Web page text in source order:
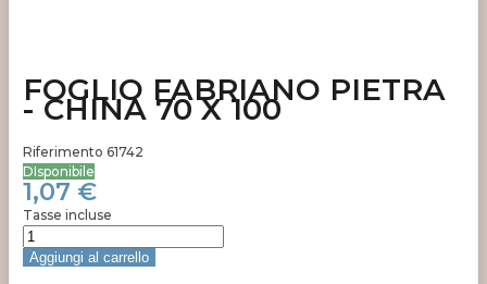
FOGLIO FABRIANO PIETRA
- CHINA 70 X 100
Riferimento 61742
DIsponibile
1,07 €
Tasse incluse
Aggiungi al carrello